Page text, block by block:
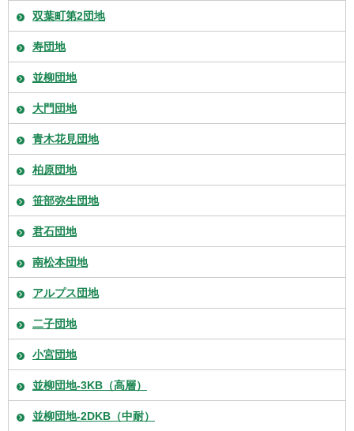
双葉町第2団地
寿団地
並柳団地
大門団地
青木花見団地
柏原団地
笹部弥生団地
君石団地
南松本団地
アルプス団地
二子団地
小宮団地
並柳団地-3KB（高層）
並柳団地-2DKB（中耐）